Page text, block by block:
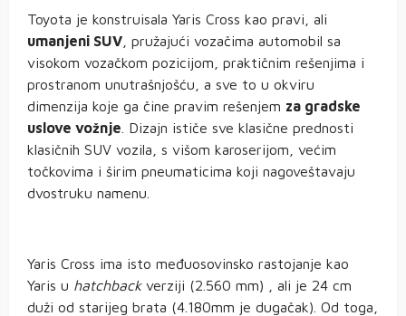
Toyota je konstruisala Yaris Cross kao pravi, ali
umanjeni SUV , pružajući vozačima automobil sa
visokom vozačkom pozicijom, praktičnim rešenjima i
prostranom unutrašnjošću, a sve to u okviru
dimenzija koje ga čine pravim rešenjem za gradske
uslove vožnje . Dizajn ističe sve klasične prednosti
klasičnih SUV vozila, s višom karoserijom, većim
točkovima i širim pneumaticima koji nagoveštavaju
dvostruku namenu.
Yaris Cross ima isto međuosovinsko rastojanje kao
Yaris u hatchbackverziji (2.560 mm) , ali je 24 cm
duži od starijeg brata (4.180mm je dugačak). Od toga,